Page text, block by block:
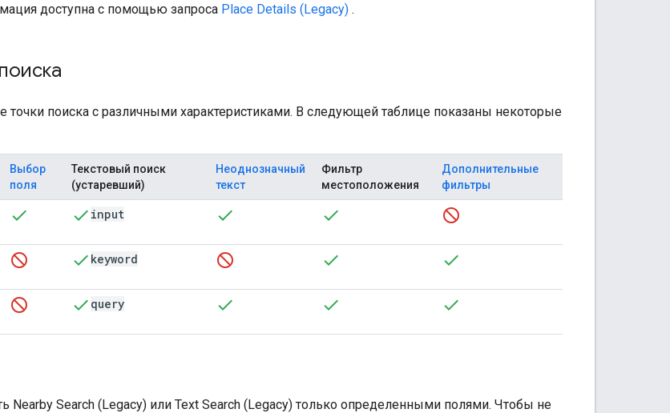
доступна с помощью запроса Place Details (Legacy) .
точки поиска с различными характеристиками. В следующей таблице показаны некоторые
Выбор
поля
Текстовый поиск
(устаревший)
Неоднозначный
текст
Фильтр
местоположения
Дополнительные
фильтры
input
keyword
query
Nearby Search (Legacy) или Text Search (Legacy) только определенными полями. Чтобы не